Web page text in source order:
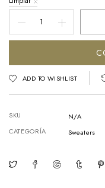
POLERON
TEJIDO
ADD TO WISHLIST
SKU
N/A
CATEGORÍA
Sweaters